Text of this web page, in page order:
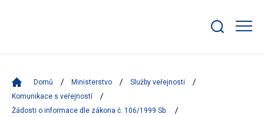
bar
Domů Ministerstvo
Služby veřejnosti
Komunikace s veřejností
Žádosti o informace dle zákona č. 106/1999 Sb.